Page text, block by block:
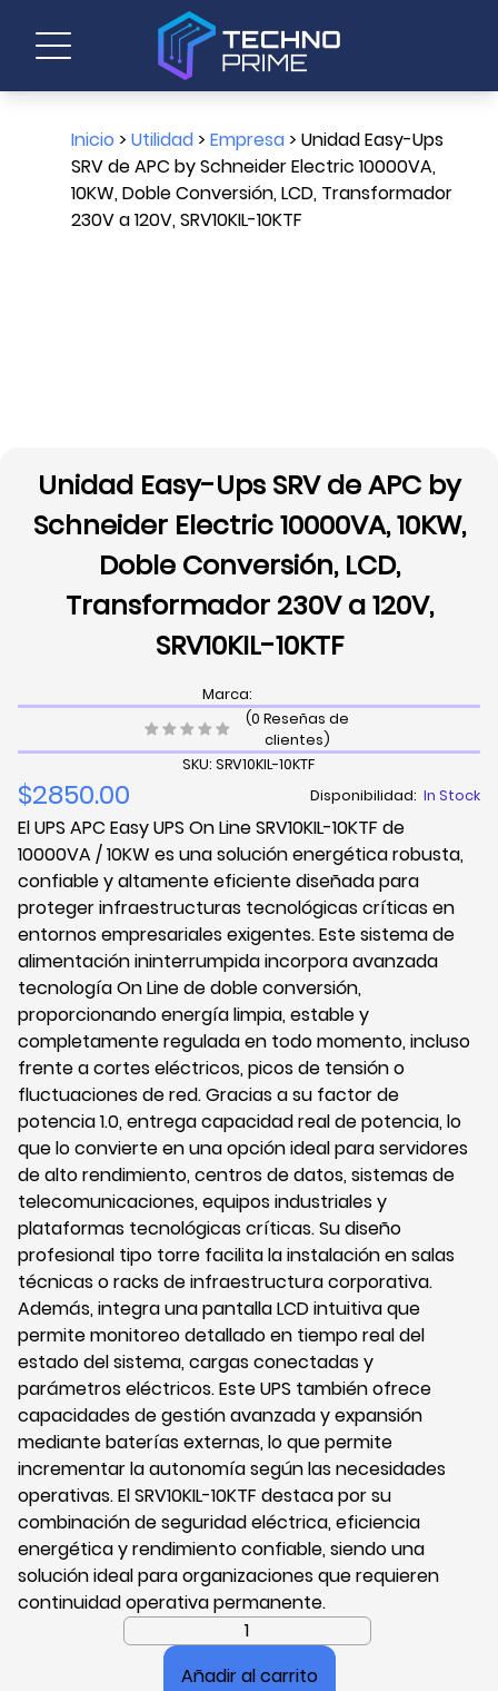
Inicio > Utilidad> Empresa> Unidad Easy-Ups
SRV de APC by Schneider Electric 10000VA,
10KW, Doble Conversión, LCD, Transformador
230V a 120V, SRV10KIL-10KTF
Unidad Easy-Ups SRV de APC by
Schneider Electric 10000VA, 10KW,
Doble Conversión, LCD,
Transformador 230V a 120V,
SRV10KIL-10KTF
Marca:
(0 Reseñas de
clientes)
SKU: SRV10KIL-10KTF
$2850.00 Disponibilidad: In Stock
El UPS APC Easy UPS On Line SRV10KIL-10KTF de
10000VA / 10KW es una solución energética robusta,
confiable y altamente eficiente diseñada para
proteger infraestructuras tecnológicas críticas en
entornos empresariales exigentes. Este sistema de
alimentación ininterrumpida incorpora avanzada
tecnología On Line de doble conversión,
proporcionando energía limpia, estable y
completamente regulada en todo momento, incluso
frente a cortes eléctricos, picos de tensión o
fluctuaciones de red. Gracias a su factor de
potencia 1.0, entrega capacidad real de potencia, lo
que lo convierte en una opción ideal para servidores
de alto rendimiento, centros de datos, sistemas de
telecomunicaciones, equipos industriales y
plataformas tecnológicas críticas. Su diseño
profesional tipo torre facilita la instalación en salas
técnicas o racks de infraestructura corporativa.
Además, integra una pantalla LCD intuitiva que
permite monitoreo detallado en tiempo real del
estado del sistema, cargas conectadas y
parámetros eléctricos. Este UPS también ofrece
capacidades de gestión avanzada y expansión
mediante baterías externas, lo que permite
incrementar la autonomía según las necesidades
operativas. El SRV10KIL-10KTF destaca por su
combinación de seguridad eléctrica, eficiencia
energética y rendimiento confiable, siendo una
solución ideal para organizaciones que requieren
continuidad operativa permanente.
Unidad
Easy-
Añadir al carrito